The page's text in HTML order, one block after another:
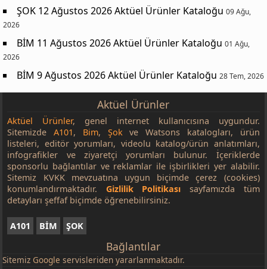
ŞOK 12 Ağustos 2026 Aktüel Ürünler Kataloğu 09 Ağu,
2026
BİM 11 Ağustos 2026 Aktüel Ürünler Kataloğu 01 Ağu,
2026
BİM 9 Ağustos 2026 Aktüel Ürünler Kataloğu 28 Tem, 2026
Aktüel Ürünler
Aktüel Ürünler, genel internet kullanıcısına uygundur.
SitemizdeA101, Bim, Şokve Watsons katalogları, ürün
listeleri, editör yorumları, videolu katalog/ürün anlatımları,
infografikler ve ziyaretçi yorumları bulunur. İçeriklerde
sponsorlu bağlantılar ve reklamlar ile işbirlikleri yer alabilir.
Sitemiz KVKK mevzuatına uygun biçimde çerez (cookies)
konumlandırmaktadır. Gizlilik Politikası sayfamızda tüm
detayları şeffaf biçimde öğrenebilirsiniz.
A101 BİM ŞOK
Bağlantılar
Sitemiz Google servisleriden yararlanmaktadır.